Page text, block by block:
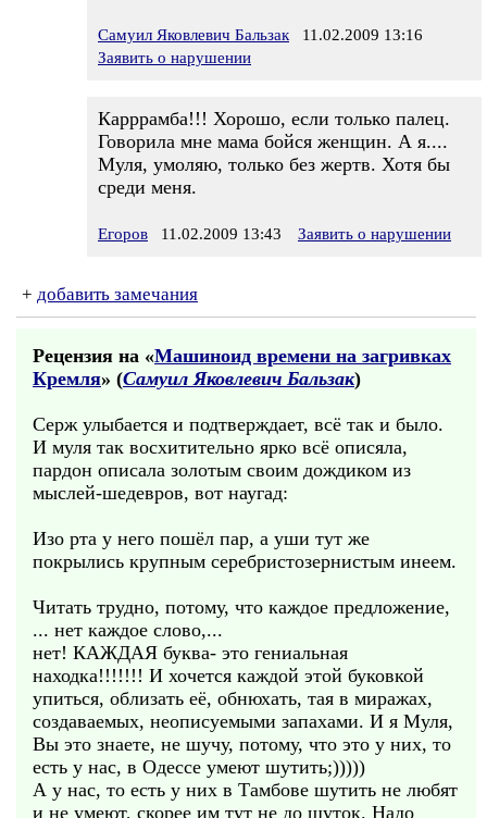
Самуил Яковлевич Бальзак 11.02.2009 13:16
Заявить о нарушении
Карррамба!!! Хорошо, если только палец.
Говорила мне мама бойся женщин. А я....
Муля, умоляю, только без жертв. Хотя бы
среди меня.
Егоров 11.02.2009 13:43 Заявить о нарушении
+ добавить замечания
Рецензия на «Машиноид времени на загривках
Кремля» (Самуил Яковлевич Бальзак)
Серж улыбается и подтверждает, всё так и было.
И муля так восхитительно ярко всё описяла,
пардон описала золотым своим дождиком из
мыслей-шедевров, вот наугад:
Изо рта у него пошёл пар, а уши тут же
покрылись крупным серебристозернистым инеем.
Читать трудно, потому, что каждое предложение,
... нет каждое слово,...
нет! КАЖДАЯ буква- это гениальная
находка!!!!!!! И хочется каждой этой буковкой
упиться, облизать её, обнюхать, тая в миражах,
создаваемых, неописуемыми запахами. И я Муля,
Вы это знаете, не шучу, потому, что это у них, то
есть у нас, в Одессе умеют шутить;)))))
А у нас, то есть у них в Тамбове шутить не любят
и не умеют, скорее им тут не до шуток. Надо